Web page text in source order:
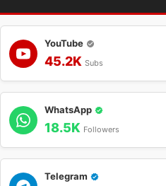
YouTube
45.2K Subs
WhatsApp
18.5K Followers
Telegram